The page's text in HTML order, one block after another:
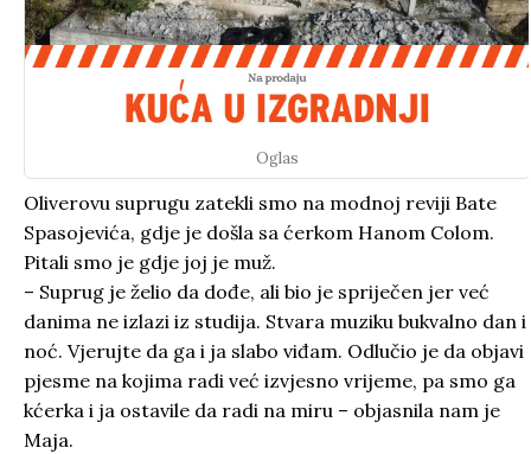
Oglas
Oliverovu suprugu zatekli smo na modnoj reviji Bate
Spasojevića, gdje je došla sa ćerkom Hanom Colom.
Pitali smo je gdje joj je muž.
– Suprug je želio da dođe, ali bio je spriječen jer već
danima ne izlazi iz studija. Stvara muziku bukvalno dan i
noć. Vjerujte da ga i ja slabo viđam. Odlučio je da objavi
pjesme na kojima radi već izvjesno vrijeme, pa smo ga
kćerka i ja ostavile da radi na miru – objasnila nam je
Maja.